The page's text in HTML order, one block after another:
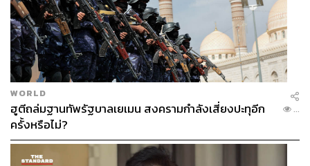
WORLD
ฮูตีถล่มฐานทัพรัฐบาลเยเมน สงครามกำลังเสี่ยงปะทุอีก
ครั้งหรือไม่?
...